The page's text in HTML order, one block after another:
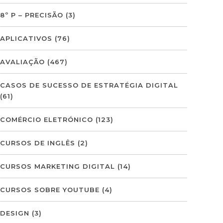
8º P – PRECISÃO (3)
APLICATIVOS (76)
AVALIAÇÃO (467)
CASOS DE SUCESSO DE ESTRATÉGIA DIGITAL
(61)
COMÉRCIO ELETRÓNICO (123)
CURSOS DE INGLÊS (2)
CURSOS MARKETING DIGITAL (14)
CURSOS SOBRE YOUTUBE (4)
DESIGN (3)